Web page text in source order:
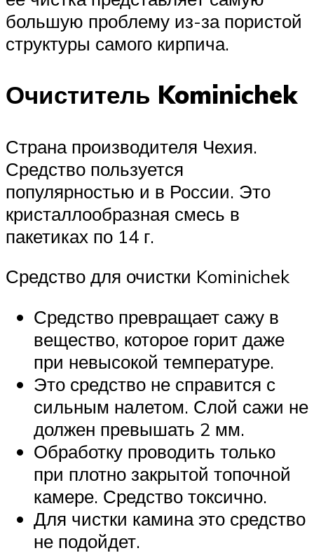
большую проблему из-за пористой
структуры самого кирпича.
Очиститель Kominichek
Страна производителя Чехия.
Средство пользуется
популярностью и в России. Это
кристаллообразная смесь в
пакетиках по 14 г.
Средство для очистки Kominichek
Средство превращает сажу в
вещество, которое горит даже
при невысокой температуре.
Это средство не справится с
сильным налетом. Слой сажи не
должен превышать 2 мм.
Обработку проводить только
при плотно закрытой топочной
камере. Средство токсично.
Для чистки камина это средство
не подойдет.